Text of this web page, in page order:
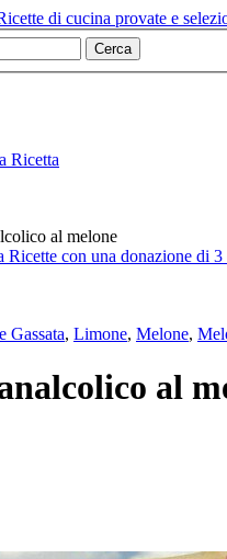
Cerca
Ricetta
al melone
Gassata, Limone, Melone,
al